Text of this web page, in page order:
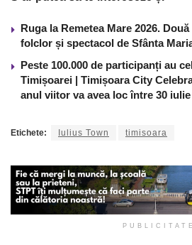
Ruga la Remetea Mare 2026.
folclor și spectacol de Sfânta
Peste 100.000 de participanți au
Timișoarei | Timișoara City
anul viitor va avea loc între 30
Etichete: Iulius Town timisoara
PUBLICITATE